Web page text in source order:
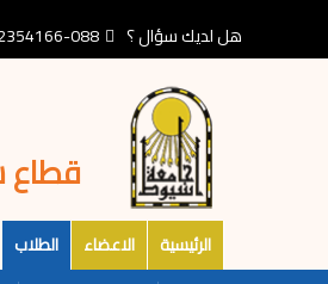
المحتوى
هل لديك سؤال ؟ 088-2354166
قطاع
الرئيسية الاعضاء الطلاب